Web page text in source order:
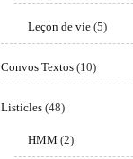
Leçon de vie(5)
Convos Textos(10)
Listicles(48)
HMM (2)